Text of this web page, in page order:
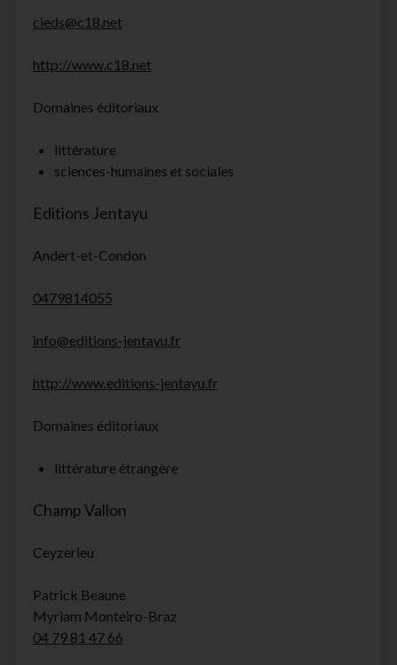
cieds@c18.net
http://www.c18.net
Domaines éditoriaux
littérature
sciences-humaines et sociales
Editions Jentayu
Andert-et-Condon
0479814055
info@editions-jentayu.fr
http://www.editions-jentayu.fr
Domaines éditoriaux
littérature étrangère
Champ Vallon
Ceyzerieu
Patrick Beaune
Myriam Monteiro-Braz
04 79 81 47 66